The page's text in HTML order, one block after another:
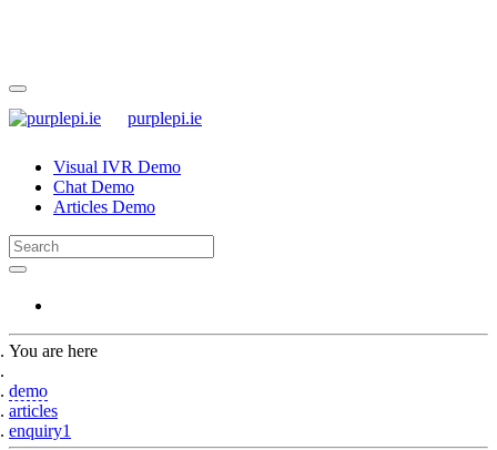
purplepi.ie
Visual IVR Demo
Chat Demo
Articles Demo
You are here
demo
articles
enquiry1